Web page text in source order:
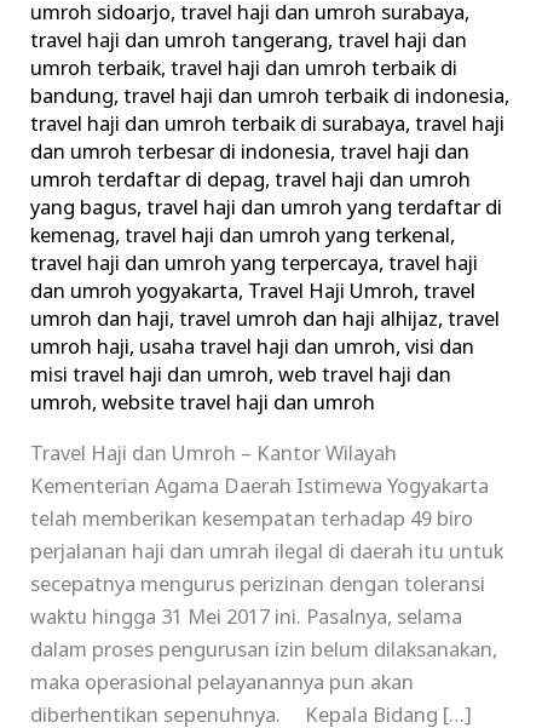
umroh sidoarjo,travel haji dan umroh surabaya,
travel haji dan umroh tangerang,travel haji dan
umroh terbaik,travel haji dan umroh terbaik di
bandung,travel haji dan umroh terbaik di indonesia,
travel haji dan umroh terbaik di surabaya,travel haji
dan umroh terbesar di indonesia,travel haji dan
umroh terdaftar di depag,travel haji dan umroh
yang bagus,travel haji dan umroh yang terdaftar di
kemenag,travel haji dan umroh yang terkenal,
travel haji dan umroh yang terpercaya,travel haji
dan umroh yogyakarta, Travel Haji Umroh,travel
umroh dan haji,travel umroh dan haji alhijaz,travel
umroh haji, usaha travel haji dan umroh,visi dan
misi travel haji dan umroh,web travel haji dan
umroh,website travel haji dan umroh
Travel Haji dan Umroh – Kantor Wilayah
Kementerian Agama Daerah Istimewa Yogyakarta
telah memberikan kesempatan terhadap 49 biro
perjalanan haji dan umrah ilegal di daerah itu untuk
secepatnya mengurus perizinan dengan toleransi
waktu hingga 31 Mei 2017 ini. Pasalnya, selama
dalam proses pengurusan izin belum dilaksanakan,
maka operasional pelayanannya pun akan
diberhentikan sepenuhnya. Kepala Bidang […]